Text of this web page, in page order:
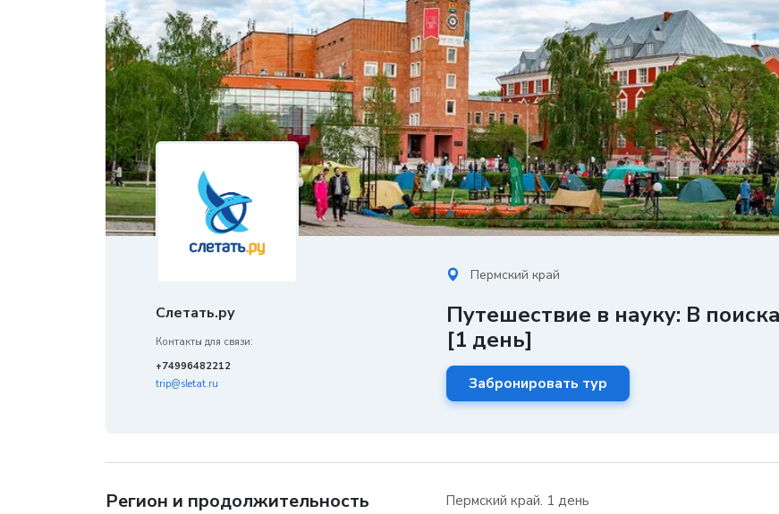
Слетать.ру
Контакты для связи:
+74996482212
trip@sletat.ru
Пермский край
Путешествие в науку: В
[1 день]
Забронировать тур
Регион и продолжительность Пермский край. 1 день